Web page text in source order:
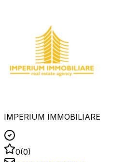
IMPERIUM IMMOBILIARE
0(0)